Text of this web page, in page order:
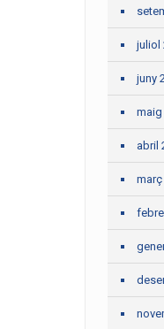
juliol
juny
maig
abril